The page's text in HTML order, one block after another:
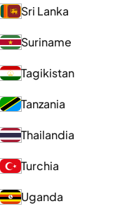
Sri Lanka
Suriname
Tagikistan
Tanzania
Thailandia
Turchia
Uganda